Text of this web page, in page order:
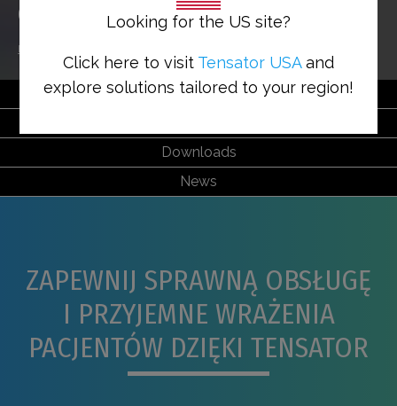
OPIEKA ZDROWOTNA
Home
Features & Benefits
Downloads
News
ZAPEWNIJ SPRAWNĄ OBSŁUGĘ
I PRZYJEMNE WRAŻENIA
PACJENTÓW DZIĘKI TENSATOR
Looking for the US site?
Click here to visit Tensator USAand
explore solutions tailored to your region!